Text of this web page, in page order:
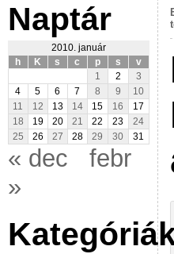
Naptár
2010. január
h
K s c p s
v
1
2
3
4
5 6 7 8 9
10
11
12 13 14 15 16
17
18
19 20 21 22 23
24
25
26 27 28 29 30 31
« dec
febr
»